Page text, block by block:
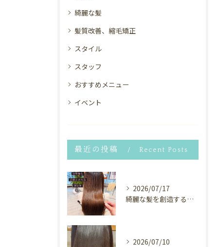
綺麗な髪
髪質改善、縮毛矯正
スタイル
スタッフ
おすすめメニュー
イベント
最近の投稿 Recent Posts
2026/07/17
綺麗な髪を創造するヘアサロン⭐︎
2026/07/10